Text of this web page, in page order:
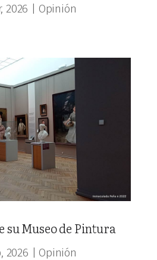
2026 Opinión
su Museo de Pintura
2026 Opinión